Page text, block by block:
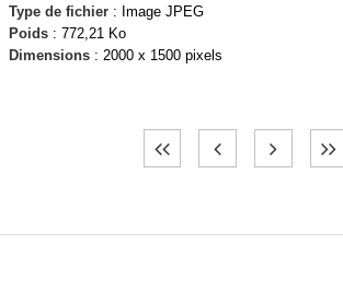
Type de fichier : Image JPEG
Poids : 772,21 Ko
Dimensions : 2000 x 1500 pixels